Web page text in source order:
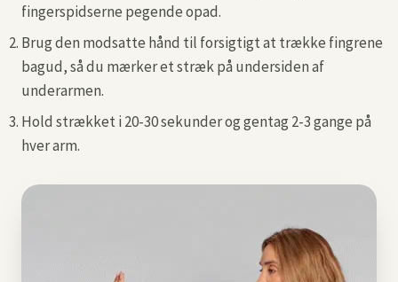
fingerspidserne pegende opad.
Brug den modsatte hånd til forsigtigt at trække fingrene
bagud, så du mærker et stræk på undersiden af
underarmen.
Hold strækket i 20-30 sekunder og gentag 2-3 gange på
hver arm.